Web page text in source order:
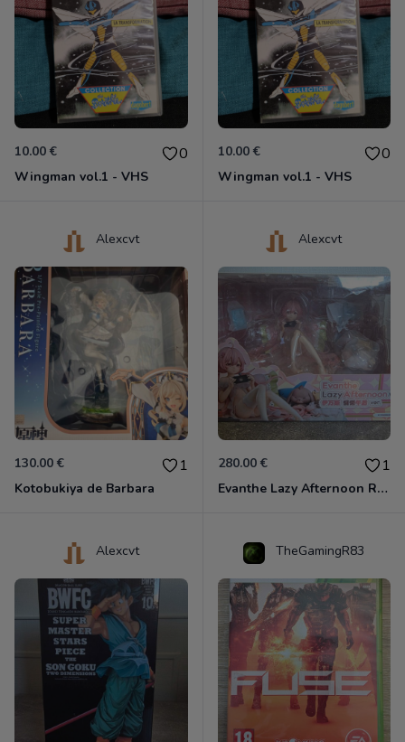
10.00 € 0
Wingman vol.1 - VHS
10.00 € 0
Wingman vol.1 - VHS
Alexcvt
130.00 € 1
Kotobukiya de Barbara
Alexcvt
280.00 € 1
Evanthe Lazy Afternoon Red Pride of Eden
Alexcvt TheGamingR83